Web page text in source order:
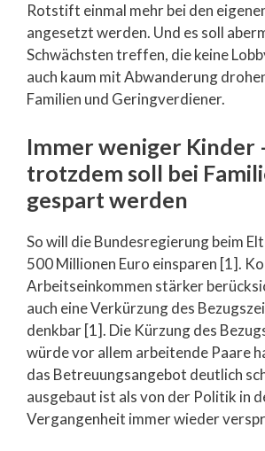
Rotstift einmal mehr bei den
angesetzt werden. Und es soll
Schwächsten treffen, die keine
auch kaum mit Abwanderung
Familien und Geringverdiener.
Immer weniger Kinder
trotzdem soll bei
gespart werden
So will die Bundesregierung beim
500 Millionen Euro einsparen [1].
Arbeitseinkommen stärker
auch eine Verkürzung des
denkbar [1]. Die Kürzung des
würde vor allem arbeitende Paare
das Betreuungsangebot deutlich
ausgebaut ist als von der Politik in
Vergangenheit immer wieder